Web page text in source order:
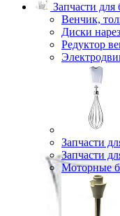
Запчасти для
Венчик,
Диски
Редуктор
Запчасти
Запчасти
Моторные